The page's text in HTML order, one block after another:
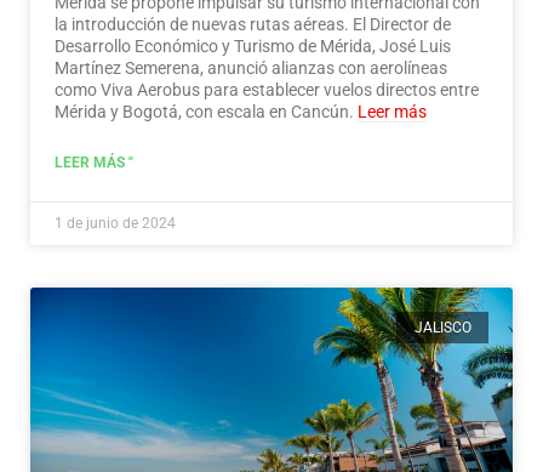
la introducción de nuevas rutas aéreas. El Director de
Desarrollo Económico y Turismo de Mérida, José Luis
Martínez Semerena, anunció alianzas con aerolíneas
como Viva Aerobus para establecer vuelos directos entre
Mérida y Bogotá, con escala en Cancún. Leer más
LEER MÁS "
1 de junio de 2024
JALISCO